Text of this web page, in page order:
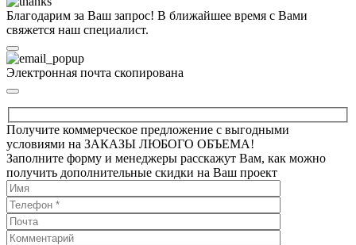
Благодарим за Ваш запрос! В ближайшее время с Вами
свяжется наш специалист.
Электронная почта скопирована
Получите коммерческое предложение с выгодными
условиями на ЗАКАЗЫ ЛЮБОГО ОБЪЕМА!
Заполните форму и менеджеры расскажут Вам, как можно
получить дополнительные скидки на Ваш проект